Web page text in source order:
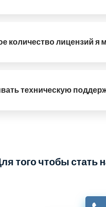
количество лицензий я
техническую
того чтобы